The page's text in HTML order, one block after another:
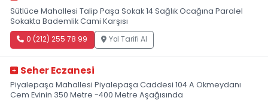
Sütlüce Mahallesi Talip Paşa Sokak 14 Sağlık Ocağına Paralel
Sokakta Bademlik Cami Karşısı
0 (212) 255 78 99 Yol Tarifi Al
Seher Eczanesi
Piyalepaşa Mahallesi Piyalepaşa Caddesi 104 A Okmeydanı
Cem Evinin 350 Metre -400 Metre Aşağısında